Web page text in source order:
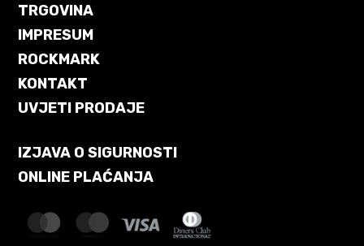
TRGOVINA
IMPRESUM
ROCKMARK
KONTAKT
UVJETI PRODAJE
IZJAVA O SIGURNOSTI
ONLINE PLAĆANJA